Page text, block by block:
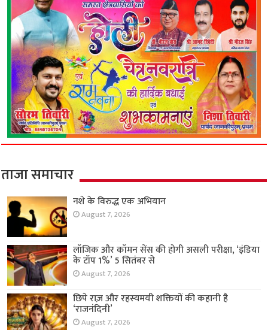
ताजा समाचार
नशे के विरुद्ध एक अभियान
August 7, 2026
लॉजिक और कॉमन सेंस की होगी असली परीक्षा, ‘इंडिया
के टॉप 1%’ 5 सितंबर से
August 7, 2026
छिपे राज़ और रहस्यमयी शक्तियों की कहानी है
‘राजनंदिनी’
August 7, 2026